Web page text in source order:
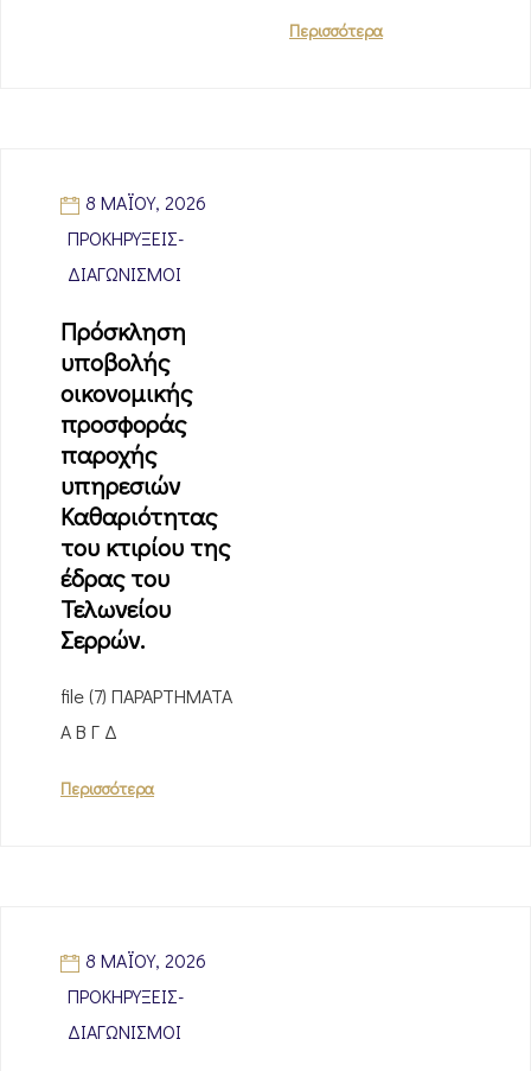
Περισσότερα
8 ΜΑΪ́ΟΥ, 2026
ΠΡΟΚΗΡΎΞΕΙΣ-
ΔΙΑΓΩΝΙΣΜΟΊ
Πρόσκληση
υποβολής
οικονομικής
προσφοράς
παροχής
υπηρεσιών
Καθαριότητας
του κτιρίου της
έδρας του
Τελωνείου
Σερρών.
file (7) ΠΑΡΑΡΤΗΜΑΤΑ
Α Β Γ Δ
Περισσότερα
8 ΜΑΪ́ΟΥ, 2026
ΠΡΟΚΗΡΎΞΕΙΣ-
ΔΙΑΓΩΝΙΣΜΟΊ